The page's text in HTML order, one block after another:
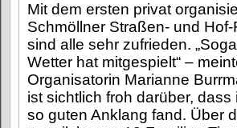
Mit dem ersten privat
Schmöllner Straßen- und
sind alle sehr zufrieden.
Wetter hat mitgespielt“ –
Organisatorin Marianne
ist sichtlich froh darüber, dass
so guten Anklang fand. Über